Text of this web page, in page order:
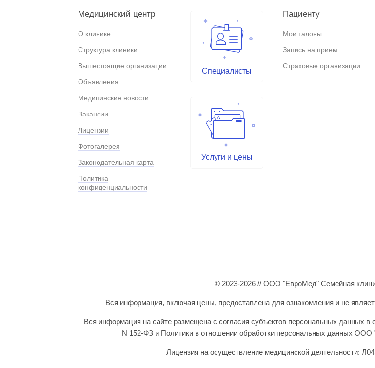
Медицинский центр
О клинике
Структура клиники
Вышестоящие организации
Объявления
Медицинские новости
Вакансии
Лицензии
Фотогалерея
Законодательная карта
Политика
конфиденциальности
Специалисты
Услуги и цены
Пациенту
Мои талоны
Запись на прием
Страховые организации
© 2023-2026 // ООО "ЕвроМед" Семейная
Вся информация, включая цены, предоставлена для ознакомления и не
Вся информация на сайте размещена с согласия субъектов персональных данных
N 152-ФЗ и Политики в отношении обработки персональных данных
Лицензия на осуществление медицинской деятельности: